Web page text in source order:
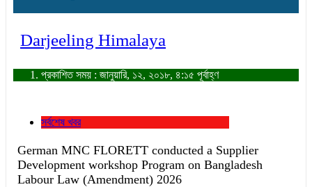
Darjeeling Himalaya
প্রকাশিত সময় : জানুয়ারি, ১২, ২০১৮, ৪:১৫ পূর্বাহ্ণ
সর্বশেষ খবর
German MNC FLORETT conducted a Supplier
Development workshop Program on Bangladesh
Labour Law (Amendment) 2026